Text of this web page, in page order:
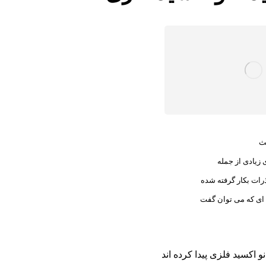
زیادی از جمله
بکار گرفته شده
ای که می توان گفت
اکسید فلزی پیدا کرده اند